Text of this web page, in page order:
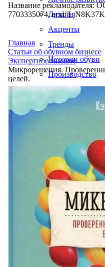
Дизайн
Акценты
Тренды
Истории обуви
Производство
Название
7703335074, erid:
Главная
Статьи об обувном бизнесе
Экспертное мнение
Микрорешения.
целей.